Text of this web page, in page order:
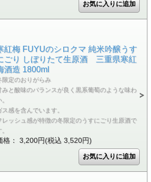
紅梅 FUYUのシロクマ 純米吟醸うす
ごり しぼりたて生原酒 三重県寒紅
酒造 1800ml
限定のおりがらみ
みと酸味のバランスが良く黒系葡萄のような味わ
ス感を含んでいます。
レッシュ感が特徴の冬限定のうすにごり生原酒で
格： 3,200円(税込 3,520円)